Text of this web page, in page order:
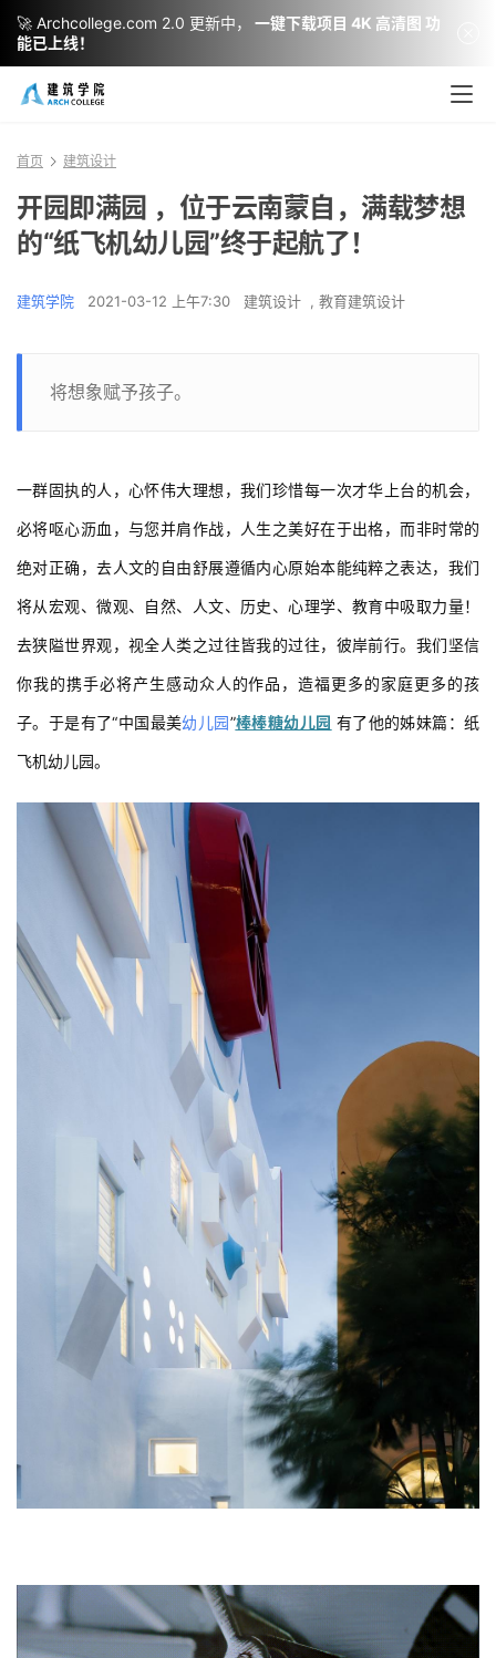
首页 建筑设计
开园即满园 ，位于云南蒙自，满载梦想
的“纸飞机幼儿园”终于起航了！
建筑学院 2021-03-12 上午7:30 建筑设计 , 教育建筑设计
将想象赋予孩子。
一群固执的人，心怀伟大理想，我们珍惜每一次才华上台的机会，
必将呕心沥血，与您并肩作战，人生之美好在于出格，而非时常的
绝对正确，去人文的自由舒展遵循内心原始本能纯粹之表达，我们
将从宏观、微观、自然、人文、历史、心理学、教育中吸取力量！
去狭隘世界观，视全人类之过往皆我的过往，彼岸前行。我们坚信
你我的携手必将产生感动众人的作品，造福更多的家庭更多的孩
子。于是有了“中国最美幼儿园”棒棒糖幼儿园 有了他的姊妹篇：纸
飞机幼儿园。
🚀 Archcollege.com 2.0 更新中，
一键下载项目 4K 高清图 功
能已上线！